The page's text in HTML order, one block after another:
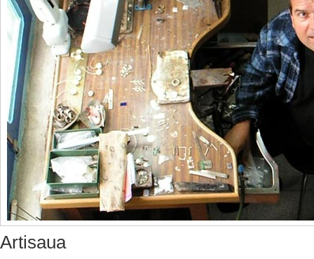
Artisaua